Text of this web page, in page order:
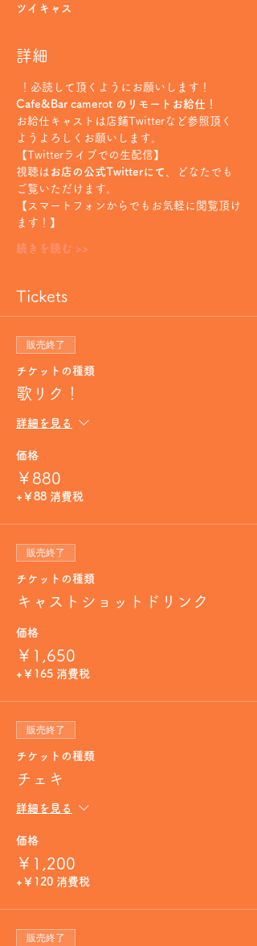
ツイキャス
詳細
！必読して頂くようにお願いします！
Cafe&Bar camerot のリモートお給仕！
お給仕キャストは店鋪Twitterなど参照頂く
ようよろしくお願いします。
【Twitterライブでの生配信】
視聴は お店の公式Twitterにて 、どなたでも
ご覧いただけます。
【スマートフォンからでもお気軽に閲覧頂け
ます！】
続きを読む >>
Tickets
販売終了
チケットの種類
歌リク！
詳細を見る
価格
￥880
+￥88 消費税
販売終了
チケットの種類
キャストショットドリンク
価格
￥1,650
+￥165 消費税
販売終了
チケットの種類
チェキ
詳細を見る
価格
￥1,200
+￥120 消費税
販売終了